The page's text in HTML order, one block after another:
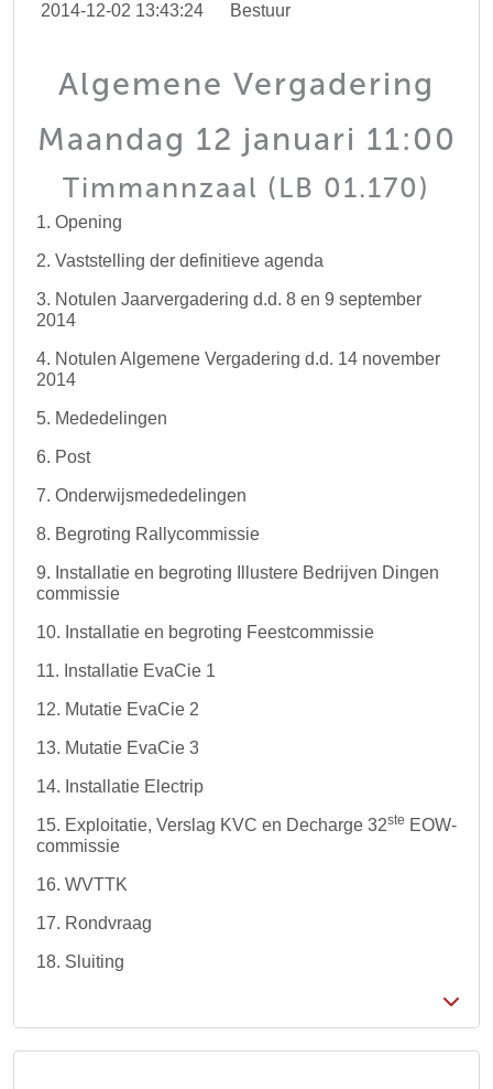
2014-12-02 13:43:24 Bestuur
Algemene Vergadering
Maandag 12 januari 11:00
Timmannzaal (LB 01.170)
1. Opening
2. Vaststelling der definitieve agenda
3. Notulen Jaarvergadering d.d. 8 en 9 september
2014
4. Notulen Algemene Vergadering d.d. 14 november
2014
5. Mededelingen
6. Post
7. Onderwijsmededelingen
8. Begroting Rallycommissie
9. Installatie en begroting Illustere Bedrijven Dingen
commissie
10. Installatie en begroting Feestcommissie
11. Installatie EvaCie 1
12. Mutatie EvaCie 2
13. Mutatie EvaCie 3
14. Installatie Electrip
15. Exploitatie, Verslag KVC en Decharge 32ste EOW-
commissie
16. WVTTK
17. Rondvraag
18. Sluiting